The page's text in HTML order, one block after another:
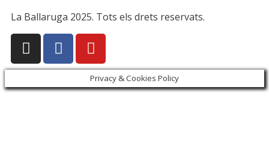
La Ballaruga 2025. Tots els drets reservats.
Privacy & Cookies Policy